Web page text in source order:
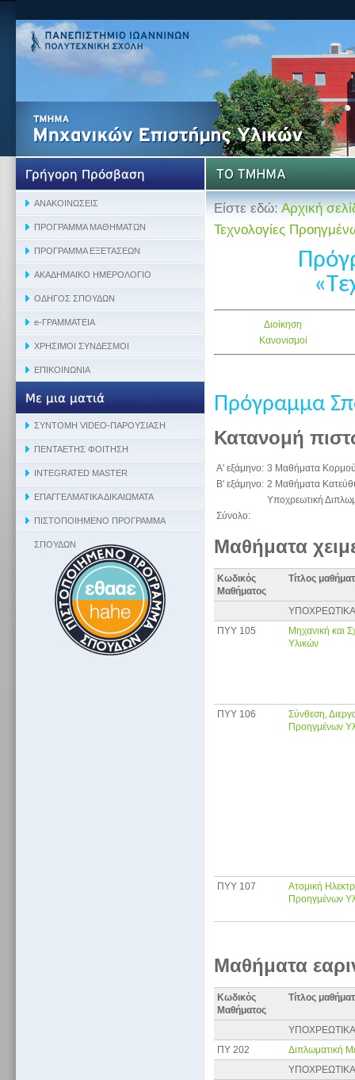
Είστε εδώ:Αρχική
Τεχνολογίες
Διοίκηση
Κανονισμοί
Πρόγραμμα
Κατανομή
Α' εξάμηνο: 3 Μαθήματα
Β' εξάμηνο: 2 Μαθήματα
Υποχρεωτική
Σύνολο:
Μαθήματα
Κωδικός
Μαθήματος
Τίτλος
ΠΥΥ 105
Μηχανική και
Υλικών
ΠΥΥ 106
Σύνθεση,
Προηγμένων
ΠΥΥ 107
Ατομική
Προηγμένων
Μαθήματα
Κωδικός
Μαθήματος
Τίτλος
ΥΠΟΧΡΕΩΤΙΚΑ
ΠΥ 202
Διπλωματική